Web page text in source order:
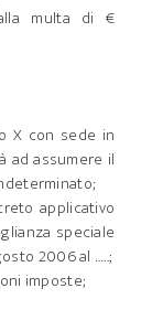
multa di €
X con sede in
ad assumere il
applicativo
speciale
2006 al …..;
imposte;